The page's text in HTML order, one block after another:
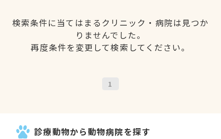
検索条件に当てはまるクリニック・病院は見つか
りませんでした。
再度条件を変更して検索してください。
1
診療動物から動物病院を探す